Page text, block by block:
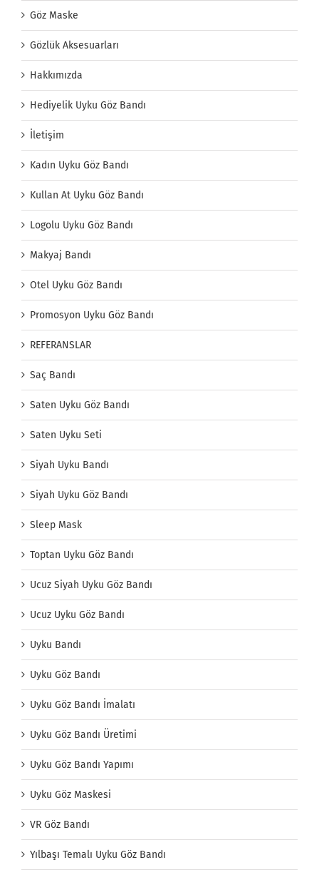
Göz Maske
Gözlük Aksesuarları
Hakkımızda
Hediyelik Uyku Göz Bandı
İletişim
Kadın Uyku Göz Bandı
Kullan At Uyku Göz Bandı
Logolu Uyku Göz Bandı
Makyaj Bandı
Otel Uyku Göz Bandı
Promosyon Uyku Göz Bandı
REFERANSLAR
Saç Bandı
Saten Uyku Göz Bandı
Saten Uyku Seti
Siyah Uyku Bandı
Siyah Uyku Göz Bandı
Sleep Mask
Toptan Uyku Göz Bandı
Ucuz Siyah Uyku Göz Bandı
Ucuz Uyku Göz Bandı
Uyku Bandı
Uyku Göz Bandı
Uyku Göz Bandı İmalatı
Uyku Göz Bandı Üretimi
Uyku Göz Bandı Yapımı
Uyku Göz Maskesi
VR Göz Bandı
Yılbaşı Temalı Uyku Göz Bandı